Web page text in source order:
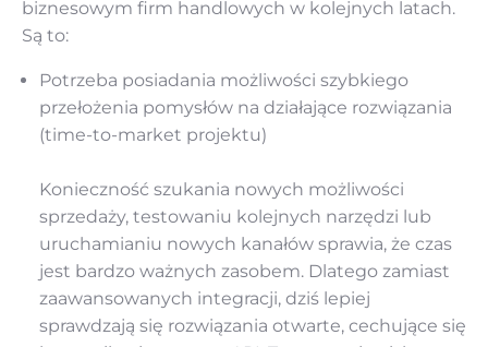
biznesowym firm handlowych w kolejnych latach.
Są to:
Potrzeba posiadania możliwości szybkiego
przełożenia pomysłów na działające rozwiązania
(time-to-market projektu)
Konieczność szukania nowych możliwości
sprzedaży, testowaniu kolejnych narzędzi lub
uruchamianiu nowych kanałów sprawia, że czas
jest bardzo ważnych zasobem. Dlatego zamiast
zaawansowanych integracji, dziś lepiej
sprawdzają się rozwiązania otwarte, cechujące się